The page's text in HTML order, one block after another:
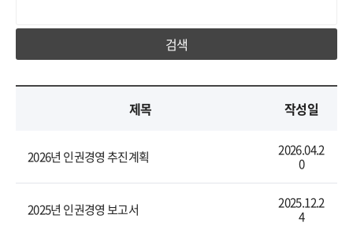
검색
제목 작성일
2026년 인권경영 추진계획
2026.04.2
0
2025년 인권경영 보고서
2025.12.2
4